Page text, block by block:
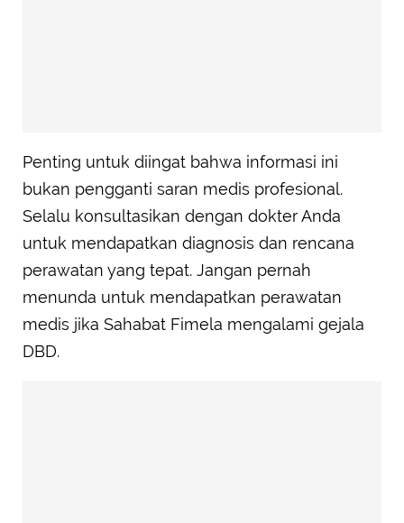
Penting untuk diingat bahwa informasi ini
bukan pengganti saran medis profesional.
Selalu konsultasikan dengan dokter Anda
untuk mendapatkan diagnosis dan rencana
perawatan yang tepat. Jangan pernah
menunda untuk mendapatkan perawatan
medis jika Sahabat Fimela mengalami gejala
DBD.